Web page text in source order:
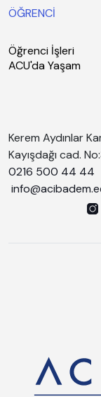
ÖĞRENCİ
Öğrenci İşleri
ACU'da Yaşam
Kerem Aydınlar
Kayışdağı cad.
0216 500 44 44